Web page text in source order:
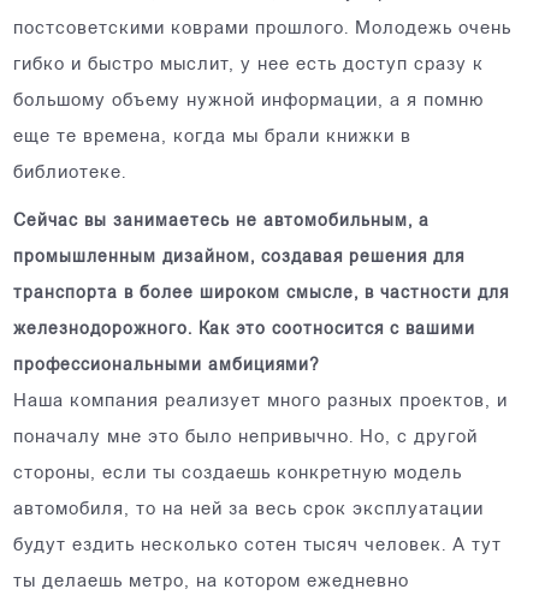
постсоветскими коврами прошлого. Молодежь очень
гибко и быстро мыслит, у нее есть доступ сразу к
большому объему нужной информации, а я помню
еще те времена, когда мы брали книжки в
библиотеке.
Сейчас вы занимаетесь не автомобильным, а
промышленным дизайном, создавая решения для
транспорта в более широком смысле, в частности для
железнодорожного. Как это соотносится с вашими
профессиональными амбициями?
Наша компания реализует много разных проектов, и
поначалу мне это было непривычно. Но, с другой
стороны, если ты создаешь конкретную модель
автомобиля, то на ней за весь срок эксплуатации
будут ездить несколько сотен тысяч человек. А тут
ты делаешь метро, на котором ежедневно